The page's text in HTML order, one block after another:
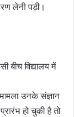
लेनी पड़ी।
बीच विद्यालय में
उनके संज्ञान
हो चुकी है तो